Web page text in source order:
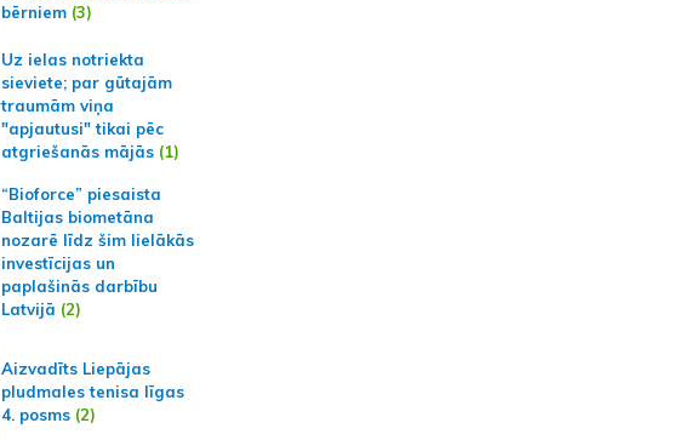
bērniem (3)
Uz ielas notriekta
sieviete; par gūtajām
traumām viņa
"apjautusi" tikai pēc
atgriešanās mājās (1)
“Bioforce” piesaista
Baltijas biometāna
nozarē līdz šim lielākās
investīcijas un
paplašinās darbību
Latvijā (2)
Aizvadīts Liepājas
pludmales tenisa līgas
4. posms (2)